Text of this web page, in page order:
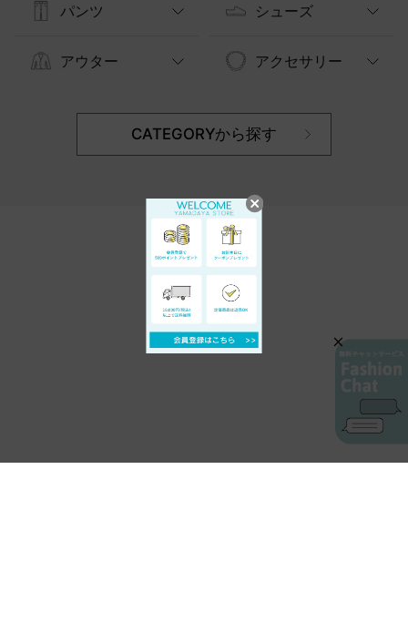
パンツ
アウター
シューズ
アクセサリー
CATEGORYから探す